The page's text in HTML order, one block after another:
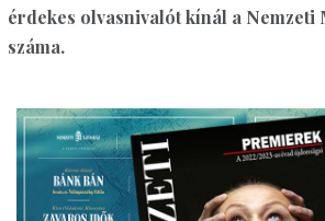
érdekes olvasnivalót kínál a Nemzeti
száma.